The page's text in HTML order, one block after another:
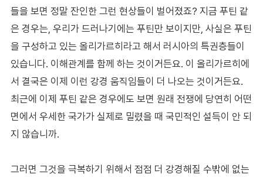
들을 보면 정말 잔인한 그런 현상들이 벌어졌죠? 지금 푸틴 같
은 경우는, 우리가 드러나기에는 푸틴만 보이지만, 사실은 푸틴
을 구성하고 있는 올리가르히라고 해서 러시아의 특권층들이
있습니다. 이해관계를 함께 하는 것이거든요. 이 올리가르히에
서 결국은 이제 이런 강경 움직임들이 더 나오는 것이거든요.
최근에 이제 푸틴 같은 경우에도 보면 원래 전쟁에 당연히 어떤
면에서 우세한 국가가 실제로 밀렸을 때 국민적인 설득이 안 되
지 않습니까.
그러면 그것을 극복하기 위해서 점점 더 강경해질 수밖에 없는